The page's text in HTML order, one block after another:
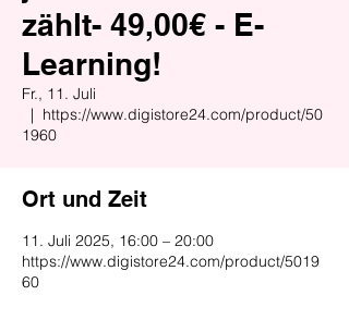
zählt- 49,00€ - E-
Learning!
Fr., 11. Juli
  |
https://www.digistore24.com/product/50
1960
Ort und Zeit
11. Juli 2025, 16:00 – 20:00
https://www.digistore24.com/product/5019
60